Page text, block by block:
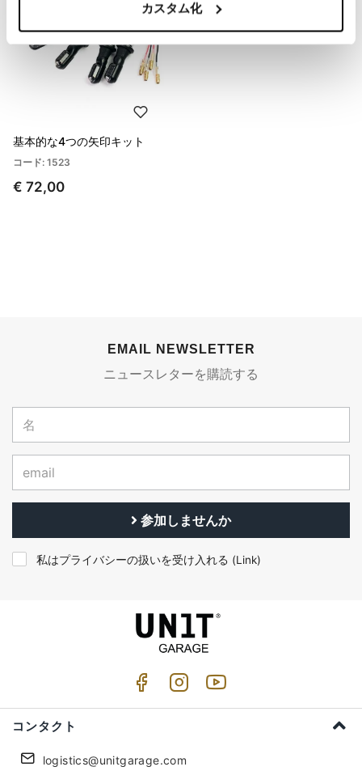
カスタム化
基本的な4つの矢印キット
コード: 1523
€ 72,00
EMAIL NEWSLETTER
ニュースレターを購読する
参加しませんか
私はプライバシーの扱いを受け入れる (Link)
コンタクト
logistics@unitgarage.com